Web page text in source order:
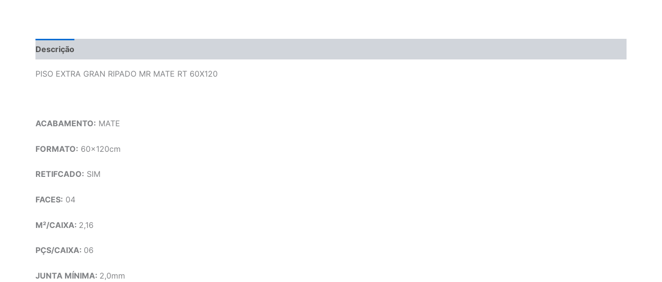
Descrição
PISO EXTRA GRAN RIPADO MR MATE RT 60X120
ACABAMENTO: MATE
FORMATO: 60x120cm
RETIFCADO: SIM
FACES: 04
M²/CAIXA: 2,16
PÇS/CAIXA: 06
JUNTA MÍNIMA: 2,0mm